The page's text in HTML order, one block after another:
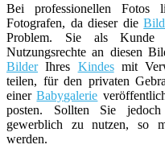
Bei professionellen Fotos
Fotografen, da dieser die
Problem. Sie als
Nutzungsrechte an diesen
BilderIhres Kindesmit
teilen, für den privaten
einerBabygalerie
posten. Sollten Sie
gewerblich zu nutzen, so
werden.